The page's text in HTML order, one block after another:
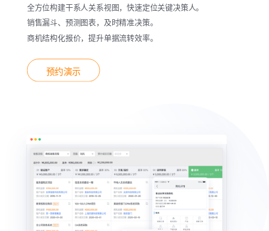
全方位构建干系人关系视图，快速定位关键决策人。
销售漏斗、预测图表，及时精准决策。
商机结构化报价，提升单据流转效率。
预约演示